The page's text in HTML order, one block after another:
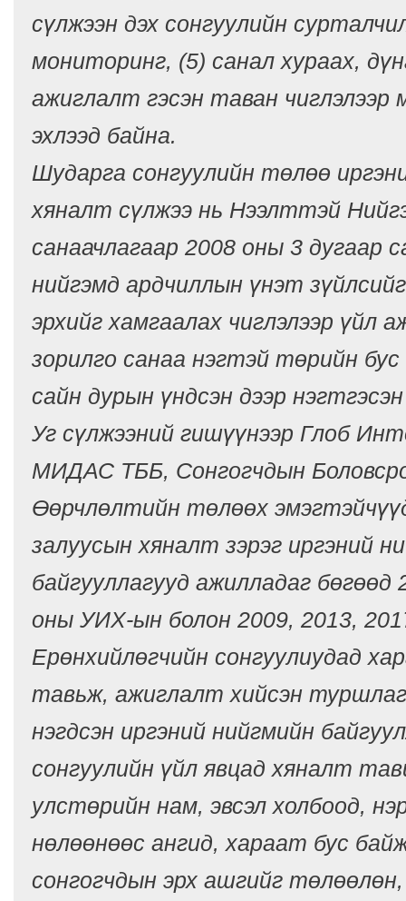
сүлжээн дэх сонгуулийн
мониторинг, (5) санал хураах,
ажиглалт гэсэн таван чиглэлээр
эхлээд байна.
Шударга сонгуулийн төлөө
хяналт сүлжээ нь Нээлттэй
санаачлагаар 2008 оны 3 дугаар
нийгэмд ардчиллын үнэт
эрхийг хамгаалах чиглэлээр үйл
зорилго санаа нэгтэй төрийн бус
сайн дурын үндсэн дээр
Уг сүлжээний гишүүнээр Глоб
МИДАС ТББ, Сонгогчдын
Өөрчлөлтийн төлөөх
залуусын хяналт зэрэг иргэний
байгууллагууд ажилладаг бөгөөд
оны УИХ-ын болон 2009, 2013,
Ерөнхийлөгчийн сонгуулиудад
тавьж, ажиглалт хийсэн
нэгдсэн иргэний нийгмийн
сонгуулийн үйл явцад хяналт
улстөрийн нам, эвсэл холбоод,
нөлөөнөөс ангид, хараат бус
сонгогчдын эрх ашгийг төлөөлөн,